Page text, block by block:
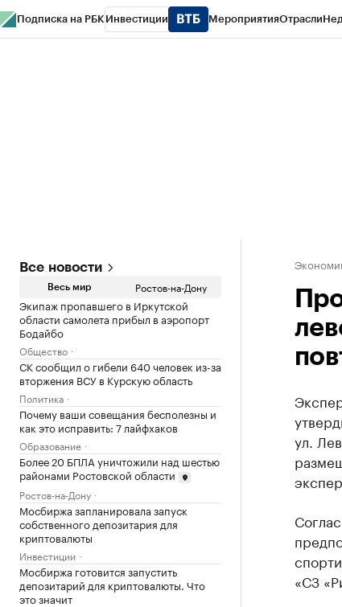
Подписка на РБК Инвестиции МероприятияОтрасли
Все новости
Весь мир Ростов-на-Дону
Экипаж пропавшего в Иркутской
области самолета прибыл в аэропорт
Бодайбо
Общество
СК сообщил о гибели 640 человек из-за
вторжения ВСУ в Курскую область
Политика
Почему ваши совещания бесполезны и
как это исправить: 7 лайфхаков
Образование
Более 20 БПЛА уничтожили над шестью
районами Ростовской области
Ростов-на-Дону
Мосбиржа запланировала запуск
собственного депозитария для
криптовалюты
Инвестиции
Мосбиржа готовится запустить
депозитарий для криптовалюты. Что
это значит
ул.
«СЗ